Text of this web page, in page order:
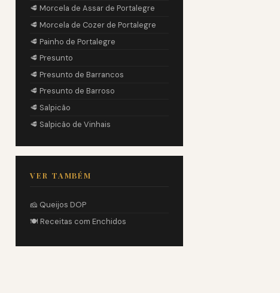
🥩 Morcela de Assar de Portalegre
🥩 Morcela de Cozer de Portalegre
🥩 Painho de Portalegre
🥩 Presunto
🥩 Presunto de Barrancos
🥩 Presunto de Barroso
🥩 Salpicão
🥩 Salpicão de Vinhais
VER TAMBÉM
🧀 Queijos DOP
🍽️ Receitas com Enchidos